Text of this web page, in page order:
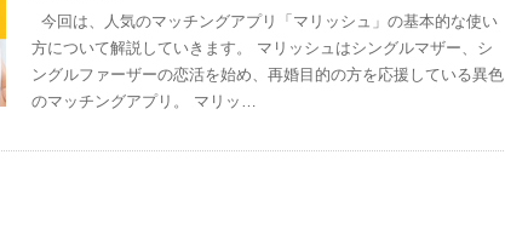
今回は、人気のマッチングアプリ「マリッシュ」の基本的な使い
方について解説していきます。 マリッシュはシングルマザー、シ
ングルファーザーの恋活を始め、再婚目的の方を応援している異色
のマッチングアプリ。 マリッ…